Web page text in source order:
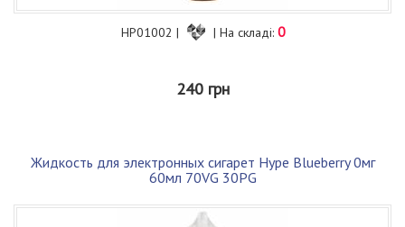
HP01002 | | На складі: 0
240 грн
Жидкость для электронных сигарет Hype Blueberry 0мг
60мл 70VG 30PG